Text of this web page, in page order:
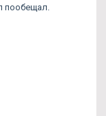
пообещал.